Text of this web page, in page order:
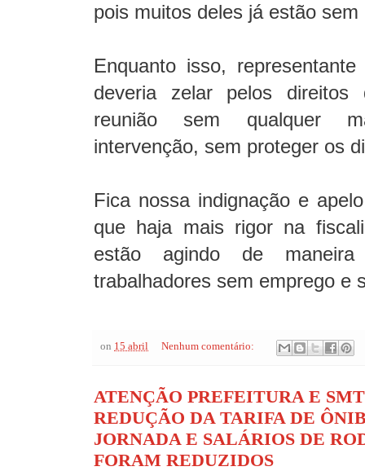
pois muitos deles já estão
Enquanto isso,
deveria zelar pelos direitos
reunião sem qualquer
intervenção, sem proteger os
Fica nossa indignação e
que haja mais rigor na
estão agindo de
trabalhadores sem emprego e
on 15 abril Nenhum comentário:
ATENÇÃO PREFEITURA E
REDUÇÃO DA TARIFA DE
JORNADA E SALÁRIOS DE
FORAM REDUZIDOS